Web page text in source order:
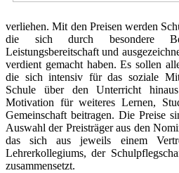
verliehen. Mit den Preisen werden
die sich durch besondere
Leistungsbereitschaft und
verdient gemacht haben. Es sollen
die sich intensiv für das soziale
Schule über den Unterricht
Motivation für weiteres Lernen,
Gemeinschaft beitragen. Die Preise
Auswahl der Preisträger aus den
das sich aus jeweils einem
Lehrerkollegiums, der
zusammensetzt.